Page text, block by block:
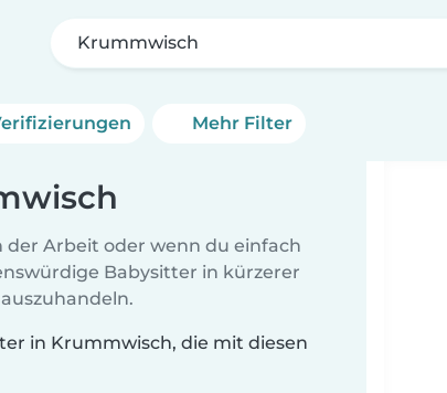
Krummwisch
Mehr Filter
der Arbeit oder wenn du einfach
Babysitter in kürzerer
in Krummwisch, die mit diesen